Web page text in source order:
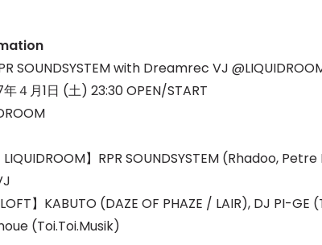
SOUNDSYSTEM with Dreamrec VJ
４月1日 (土) 23:30 OPEN/START
LIQUIDROOM】RPR SOUNDSYSTEM (Rhadoo,
LOFT】KABUTO (DAZE OF PHAZE / LAIR), DJ PI-GE
(Toi.Toi.Musik)